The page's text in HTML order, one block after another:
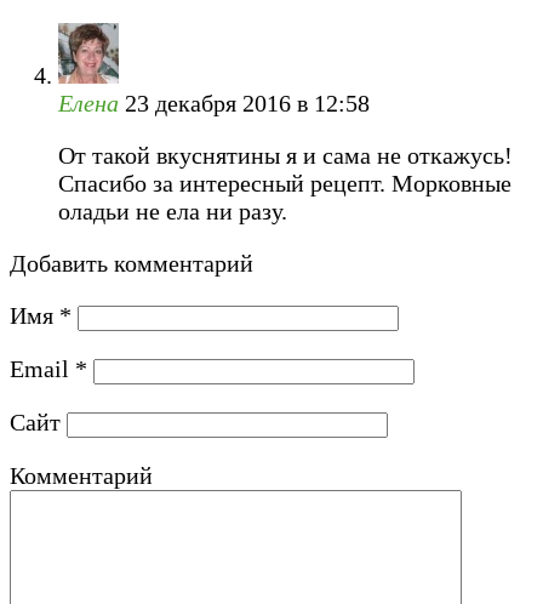
Елена 23 декабря 2016 в 12:58
От такой вкуснятины я и сама не откажусь!
Спасибо за интересный рецепт. Морковные
оладьи не ела ни разу.
Добавить комментарий
Имя *
Email *
Сайт
Комментарий